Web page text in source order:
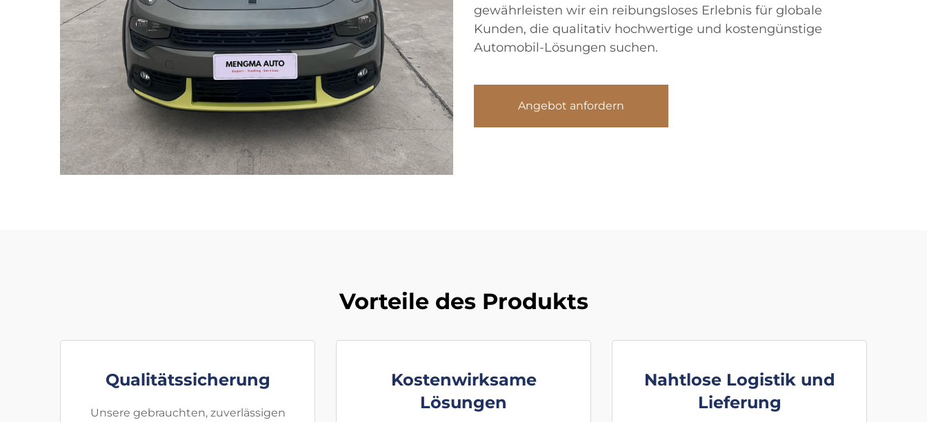
gewährleisten wir ein reibungsloses Erlebnis für globale
Kunden, die qualitativ hochwertige und kostengünstige
Automobil-Lösungen suchen.
Angebot anfordern
Vorteile des Produkts
Qualitätssicherung
Unsere gebrauchten, zuverlässigen
Kostenwirksame
Lösungen
Nahtlose Logistik und
Lieferung